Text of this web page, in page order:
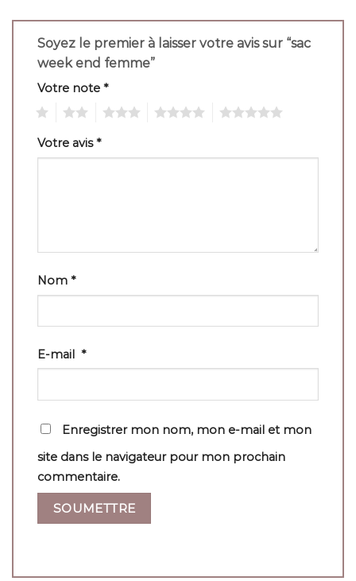
Soyez le premier à laisser votre avis sur “sac
week end femme”
Votre note *
Votre avis*
Nom *
E-mail *
Enregistrer mon nom, mon e-mail et mon
site dans le navigateur pour mon prochain
commentaire.